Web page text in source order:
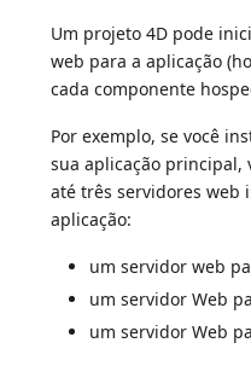
Um projeto 4D pode
web para a aplicação
cada componente
Por exemplo, se você
sua aplicação
até três servidores web
aplicação:
um servidor web
um servidor Web
um servidor Web